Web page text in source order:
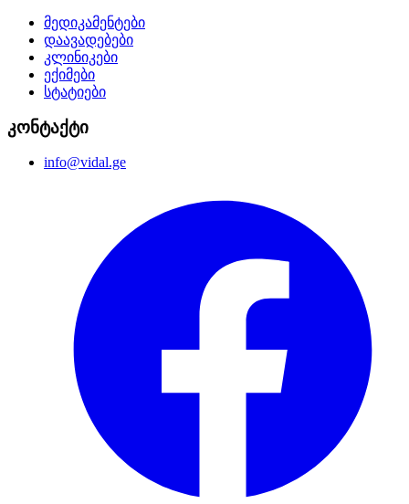
მედიკამენტები
დაავადებები
კლინიკები
ექიმები
სტატიები
კონტაქტი
info@vidal.ge